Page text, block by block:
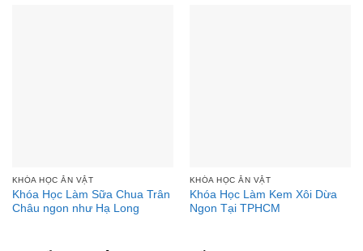
KHÓA HỌC ĂN VẶT
Khóa Học Làm Sữa Chua Trân
Châu ngon như Hạ Long
KHÓA HỌC ĂN VẶT
Khóa Học Làm Kem Xôi Dừa
Ngon Tại TPHCM